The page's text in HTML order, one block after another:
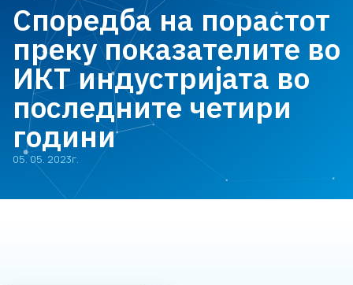
Споредба на порастот
преку показателите во
ИКТ индустријата во
последните четири
години
05. 05. 2023г.